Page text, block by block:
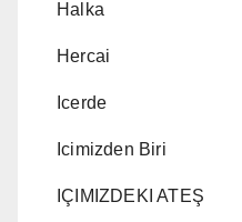
Halka
Hercai
Icerde
Icimizden Biri
IÇIMIZDEKI ATEŞ